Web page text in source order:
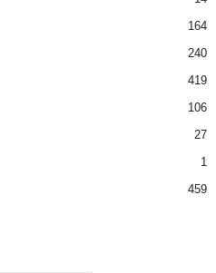
164
240
419
106
27
1
459